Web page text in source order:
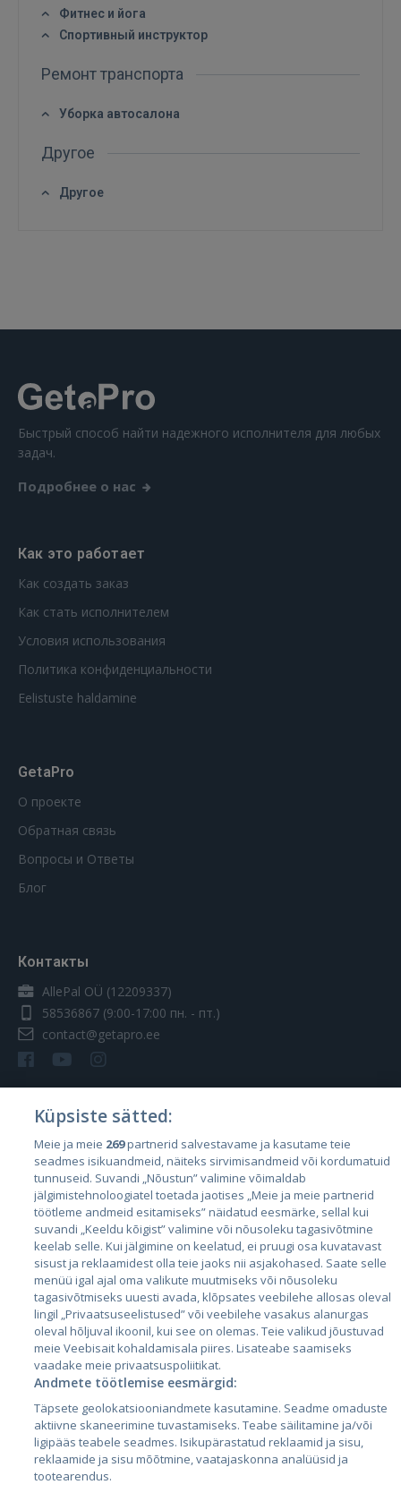
Фитнес и йога
Спортивный инструктор
Ремонт транспорта
Уборка автосалона
Другое
Другое
Быстрый способ найти надежного исполнителя для любых
задач.
Подробнее о нас
Как это работает
Как создать заказ
Как стать исполнителем
Условия использования
Политика конфиденциальности
Eelistuste haldamine
GetaPro
О проекте
Обратная связь
Вопросы и Ответы
Блог
Контакты
AllePal OÜ (12209337)
58536867 (9:00-17:00 пн. - пт.)
contact@getapro.ee
Страны
Эстония
Латвия
Литва
City24.lv
City24.ee
GetaPro.lv
GetaPro.ee
Skelbiu.lt
CVbankas.lt
Kainos.lt
Paslaugos.lt
auto24.ee
Küpsiste sätted:
Meie ja meie 269partnerid salvestavame ja kasutame teie
seadmes isikuandmeid, näiteks sirvimisandmeid või kordumatuid
tunnuseid. Suvandi „Nõustun” valimine võimaldab
jälgimistehnoloogiatel toetada jaotises „Meie ja meie partnerid
töötleme andmeid esitamiseks” näidatud eesmärke, sellal kui
suvandi „Keeldu kõigist” valimine või nõusoleku tagasivõtmine
keelab selle. Kui jälgimine on keelatud, ei pruugi osa kuvatavast
sisust ja reklaamidest olla teie jaoks nii asjakohased. Saate selle
menüü igal ajal oma valikute muutmiseks või nõusoleku
tagasivõtmiseks uuesti avada, klõpsates veebilehe allosas oleval
lingil „Privaatsuseelistused” või veebilehe vasakus alanurgas
oleval hõljuval ikoonil, kui see on olemas. Teie valikud jõustuvad
meie Veebisait kohaldamisala piires. Lisateabe saamiseks
vaadake meie privaatsuspoliitikat.
Andmete töötlemise eesmärgid:
Täpsete geolokatsiooniandmete kasutamine. Seadme omaduste
aktiivne skaneerimine tuvastamiseks. Teabe säilitamine ja/või
ligipääs teabele seadmes. Isikupärastatud reklaamid ja sisu,
reklaamide ja sisu mõõtmine, vaatajaskonna analüüsid ja
tootearendus.